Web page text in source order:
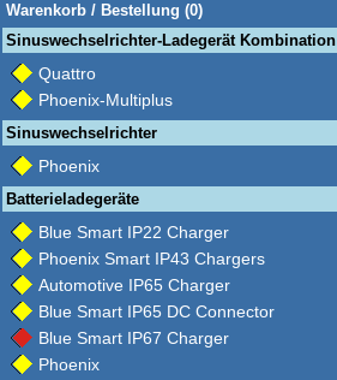
Warenkorb / Bestellung (0)
Sinuswechselrichter-Ladegerät Kombination
Quattro
Phoenix-Multiplus
Sinuswechselrichter
Phoenix
Batterieladegeräte
Blue Smart IP22 Charger
Phoenix Smart IP43 Chargers
Automotive IP65 Charger
Blue Smart IP65 DC Connector
Blue Smart IP67 Charger
Phoenix